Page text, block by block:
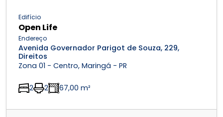
Edifício
Open Life
Endereço
Avenida Governador Parigot de Souza, 229,
Direitos
Zona 01 - Centro, Maringá - PR
2 2 67,00 m²